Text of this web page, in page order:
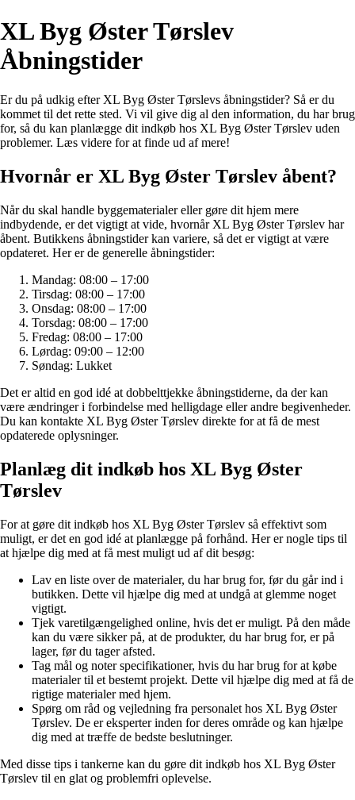
XL Byg Øster Tørslev
Åbningstider
Er du på udkig efter XL Byg Øster Tørslevs åbningstider? Så er du
kommet til det rette sted. Vi vil give dig al den information, du har brug
for, så du kan planlægge dit indkøb hos XL Byg Øster Tørslev uden
problemer. Læs videre for at finde ud af mere!
Hvornår er XL Byg Øster Tørslev åbent?
Når du skal handle byggematerialer eller gøre dit hjem mere
indbydende, er det vigtigt at vide, hvornår XL Byg Øster Tørslev har
åbent. Butikkens åbningstider kan variere, så det er vigtigt at være
opdateret. Her er de generelle åbningstider:
Mandag: 08:00 – 17:00
Tirsdag: 08:00 – 17:00
Onsdag: 08:00 – 17:00
Torsdag: 08:00 – 17:00
Fredag: 08:00 – 17:00
Lørdag: 09:00 – 12:00
Søndag: Lukket
Det er altid en god idé at dobbelttjekke åbningstiderne, da der kan
være ændringer i forbindelse med helligdage eller andre begivenheder.
Du kan kontakte XL Byg Øster Tørslev direkte for at få de mest
opdaterede oplysninger.
Planlæg dit indkøb hos XL Byg Øster
Tørslev
For at gøre dit indkøb hos XL Byg Øster Tørslev så effektivt som
muligt, er det en god idé at planlægge på forhånd. Her er nogle tips til
at hjælpe dig med at få mest muligt ud af dit besøg:
Lav en liste over de materialer, du har brug for, før du går ind i
butikken. Dette vil hjælpe dig med at undgå at glemme noget
vigtigt.
Tjek varetilgængelighed online, hvis det er muligt. På den måde
kan du være sikker på, at de produkter, du har brug for, er på
lager, før du tager afsted.
Tag mål og noter specifikationer, hvis du har brug for at købe
materialer til et bestemt projekt. Dette vil hjælpe dig med at få de
rigtige materialer med hjem.
Spørg om råd og vejledning fra personalet hos XL Byg Øster
Tørslev. De er eksperter inden for deres område og kan hjælpe
dig med at træffe de bedste beslutninger.
Med disse tips i tankerne kan du gøre dit indkøb hos XL Byg Øster
Tørslev til en glat og problemfri oplevelse.